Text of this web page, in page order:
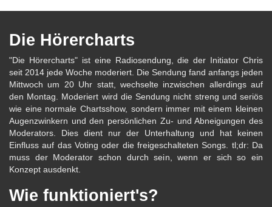
Die Hörercharts
"Die Hörercharts" ist eine Radiosendung, die der Initiator Chris
seit 2014 jede Woche moderiert. Die Sendung fand anfangs jeden
Mittwoch um 20 Uhr statt, wechselte inzwischen allerdings auf
den Montag. Moderiert wird die Sendung nicht streng und seriös
wie eine normale Chartsshow, sondern immer mit einem kleinen
Augenzwinkern und den persönlichen Zu- und Abneigungen des
Moderators. Dies dient nur der Unterhaltung und hat keinen
Einfluss auf das Voting oder die freigeschalteten Songs. tl;dr: Da
muss der Moderator schon durch sein, wenn er sich so ein
Konzept ausdenkt.
Wie funktioniert's?